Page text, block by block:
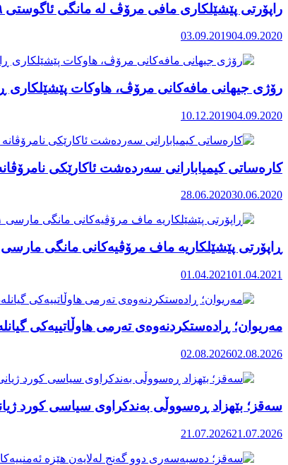
راپۆرتی پێشێلكاری مافی مرۆڤ له‌ مانگی ئاگوستی ٢٠١٩
03.09.201904.09.2020
رۆژی جیهانی مافەکانی مرۆڤ، هاوکات پێشێلکاری
10.12.201904.09.2020
کارەساتی کیمیابارانی سەردەشت ئاکارێکی
28.06.202030.06.2020
ڕاپۆرتی پێشێلکاریە ماف مرۆڤیەکانی مانگی مارسی ٢٠٢١ رۆژهەڵاتی کوردستان
01.04.202101.04.2021
مەریوان؛ ڕادەستکردنەوەی تەرمی هاوڵاتییەکی
02.08.202602.08.2026
سەقز؛ بێهزاد ڕەسووڵی بەندکراوی سیاسی کورد
21.07.202621.07.2026